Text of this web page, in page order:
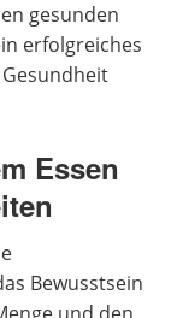
gesunden
erfolgreiches
Essen
Bewusstsein